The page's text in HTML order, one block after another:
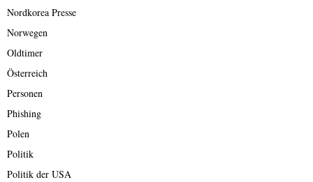
Nordkorea Presse
Norwegen
Oldtimer
Österreich
Personen
Phishing
Polen
Politik
Politik der USA